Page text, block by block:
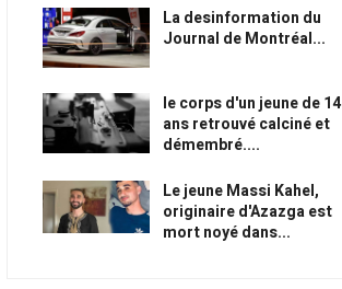
La desinformation du
Journal de Montréal...
le corps d'un jeune de 14
ans retrouvé calciné et
démembré....
Le jeune Massi Kahel,
originaire d'Azazga est
mort noyé dans...